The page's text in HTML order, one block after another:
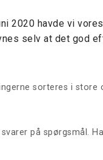
2020 havde vi
selv at det god
sorteres i store
svarer på spørgsmål.